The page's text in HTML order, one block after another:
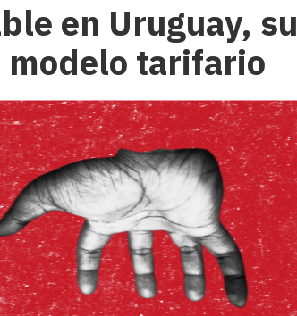
en Uruguay, su
tarifario